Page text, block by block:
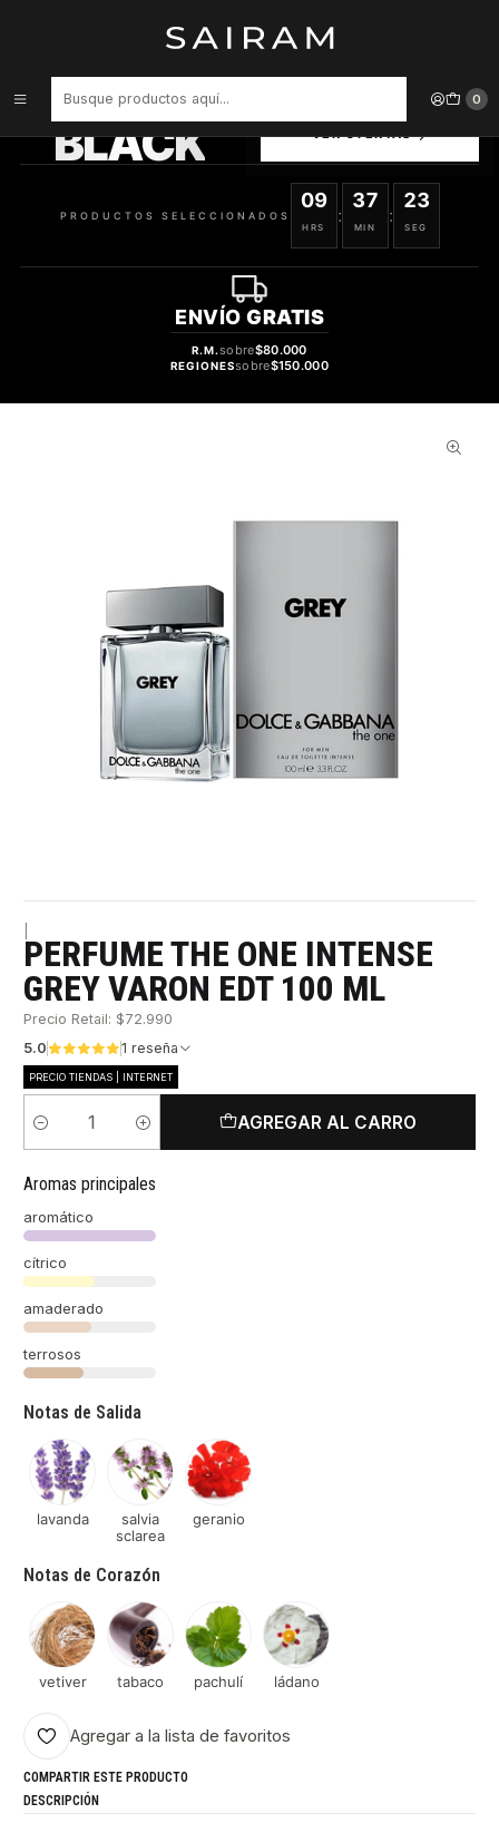
0
PERFUME THE ONE INTENSE GREY VARON EDT 100 ML
BLACK
SELECCIONADOS
PRODUCTOS SELECCIONADOS
09
HRS
:
37
MIN
:
22
SEG
ENVÍO GRATIS
R.M.sobre$80.000
REGIONESsobre$150.000
PERFUME THE ONE INTENSE
GREY VARON EDT 100 ML
Precio Retail: $72.990
5.0
1 reseña
PRECIO TIENDAS | INTERNET
Cantidad
AGREGAR AL CARRO
Aromas principales
aromático
cítrico
amaderado
terrosos
Notas de Salida
lavanda
salvia
sclarea
geranio
Notas de Corazón
vetiver tabaco pachulí ládano
Agregar a la lista de favoritos
COMPARTIR ESTE PRODUCTO
DESCRIPCIÓN